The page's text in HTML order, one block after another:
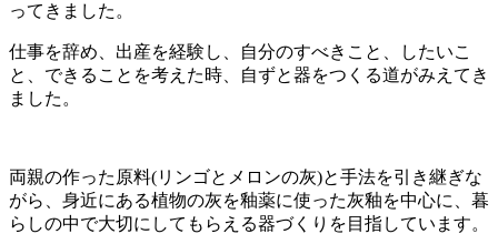
ってきました。
仕事を辞め、出産を経験し、自分のすべきこと、したいこ
と、できることを考えた時、自ずと器をつくる道がみえてき
ました。
両親の作った原料(リンゴとメロンの灰)と手法を引き継ぎな
がら、身近にある植物の灰を釉薬に使った灰釉を中心に、暮
らしの中で大切にしてもらえる器づくりを目指しています。